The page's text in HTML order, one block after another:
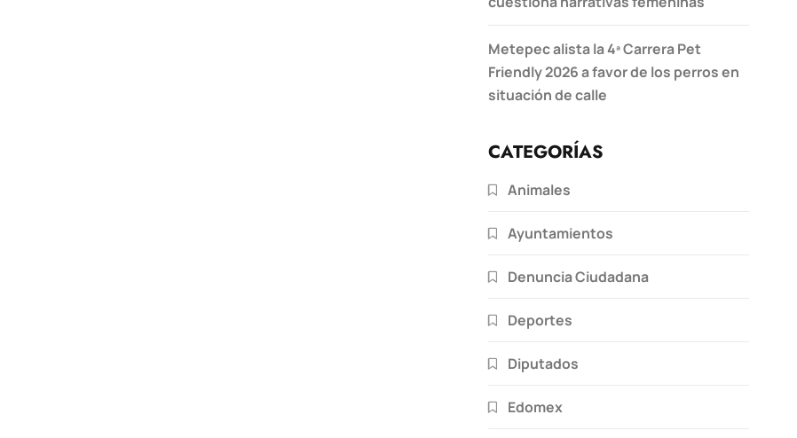
Metepec alista la 4ª Carrera Pet
Friendly 2026 a favor de los perros en
situación de calle
CATEGORÍAS
Animales
Ayuntamientos
Denuncia Ciudadana
Deportes
Diputados
Edomex